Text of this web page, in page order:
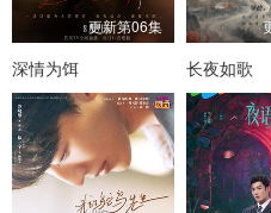
更新第06集
深情为饵 长夜如歌